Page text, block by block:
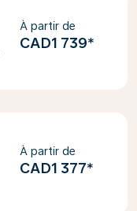
À partir de
CAD1 739*
À partir de
CAD1 377*